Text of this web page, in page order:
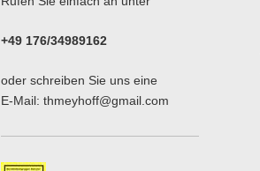
+49 176/34989162
oder schreiben Sie uns eine
E-Mail: thmeyhoff@gmail.com